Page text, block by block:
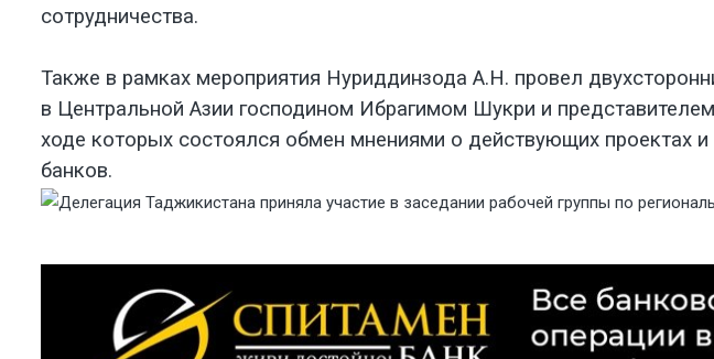
сотрудничества.
Также в рамках мероприятия Нуриддинзода А.Н. провел
в Центральной Азии господином Ибрагимом Шукри и
ходе которых состоялся обмен мнениями о действующих проектах
банков.